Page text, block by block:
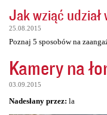
Jak wziąć udział
25.08.2015
Poznaj 5 sposobów na
Kamery na
03.09.2015
Nadesłany przez: la